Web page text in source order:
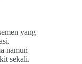
yang
namun
sekali.